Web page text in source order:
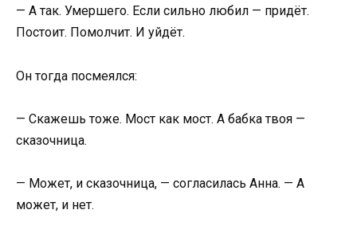
— А так. Умершего. Если сильно любил — придёт.
Постоит. Помолчит. И уйдёт.
Он тогда посмеялся:
— Скажешь тоже. Мост как мост. А бабка твоя —
сказочница.
— Может, и сказочница, — согласилась Анна. — А
может, и нет.